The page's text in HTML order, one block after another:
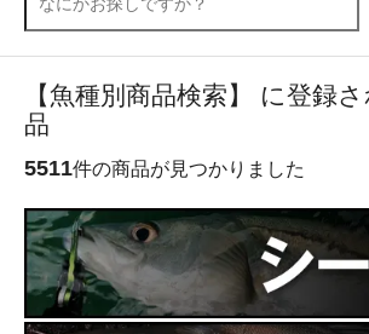
【魚種別商品検索】 に登録
品
5511件の商品が見つかりました